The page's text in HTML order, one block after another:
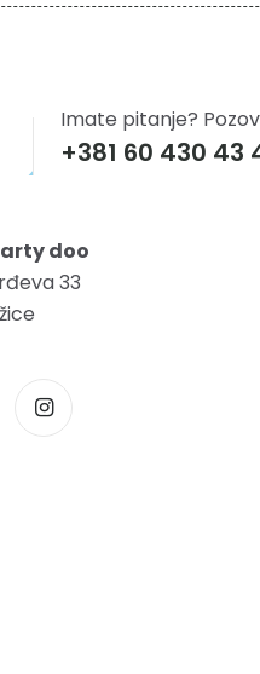
+381 60 430 43
Imate pitanje?
doo
33